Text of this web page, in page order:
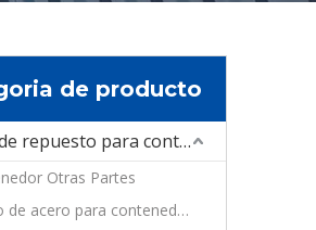
de producto
Piezas de repuesto para contenedores
Otras Partes
Marco de acero para contenedores